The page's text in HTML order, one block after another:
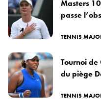
Masters
passe
TENNIS
Tournoi de
du piège
TENNIS